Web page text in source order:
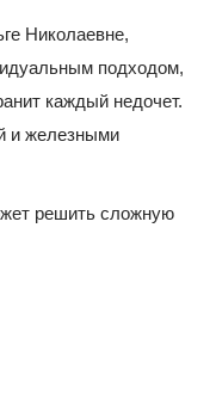
Николаевне,
подходом,
каждый недочет.
и железными
решить сложную